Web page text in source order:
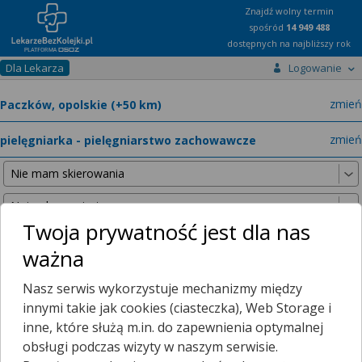
Znajdź wolny termin
spośród 14 949 488
dostępnych na najbliższy rok
Dla Lekarza Logowanie
zmień
zmień
Nie znaleźliśmy żadnych lekarzy w promieniu25 km , dlatego
zwiększyliśmy promień wyszukiwania do
50 km
Twoja prywatność jest dla nas
ważna
Nasz serwis wykorzystuje mechanizmy między
innymi takie jak cookies (ciasteczka), Web Storage i
inne, które służą m.in. do zapewnienia optymalnej
obsługi podczas wizyty w naszym serwisie.